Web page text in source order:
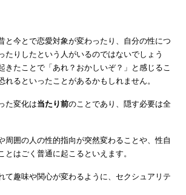
と今とで恋愛対象が変わったり、自分の性につ
たりしたという人がいるのではないでしょう
きたことで「あれ？おかしいぞ？」と感じるこ
れるといったことがあるかもしれません。
た変化は当たり前のことであり、隠す必要は全
周囲の人の性的指向が突然変わることや、性自
とはごく普通に起こるといえます。
て趣味や関心が変わるように、セクシュアリテ